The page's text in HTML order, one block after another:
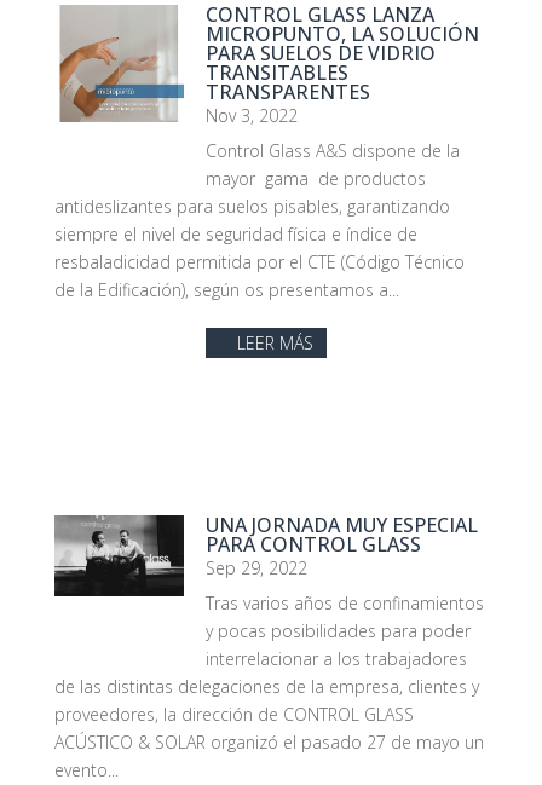
CONTROL GLASS LANZA
MICROPUNTO, LA SOLUCIÓN
PARA SUELOS DE VIDRIO
TRANSITABLES
TRANSPARENTES
Nov 3, 2022
Control Glass A&S dispone de la
mayor gama de productos
antideslizantes para suelos pisables, garantizando
siempre el nivel de seguridad física e índice de
resbaladicidad permitida por el CTE (Código Técnico
de la Edificación), según os presentamos a...
LEER MÁS
UNA JORNADA MUY ESPECIAL
PARA CONTROL GLASS
Sep 29, 2022
Tras varios años de confinamientos
y pocas posibilidades para poder
interrelacionar a los trabajadores
de las distintas delegaciones de la empresa, clientes y
proveedores, la dirección de CONTROL GLASS
ACÚSTICO & SOLAR organizó el pasado 27 de mayo un
evento...